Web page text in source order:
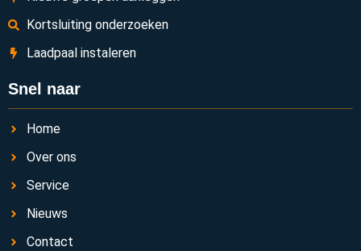
Kortsluiting onderzoeken
Laadpaal instaleren
Snel naar
Home
Over ons
Service
Nieuws
Contact